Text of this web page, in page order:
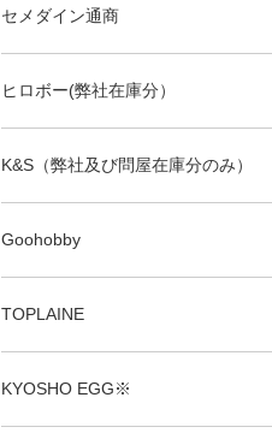
セメダイン通商
ヒロボー(弊社在庫分）
K&S（弊社及び問屋在庫分のみ）
Goohobby
TOPLAINE
KYOSHO EGG※